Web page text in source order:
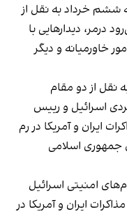
ششم خرداد به نقل از
درمر، دیدارهایی با
خاورمیانه و دیگر
نقل از دو مقام
اسرائیل و رییس
ایران و آمریکا در رم
جمهوری اسلامی
امنیتی اسرائیل
ایران و آمریکا در